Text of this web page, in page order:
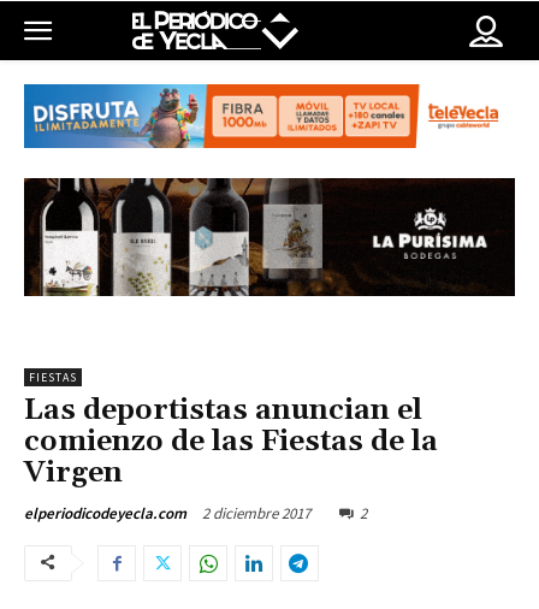
FIESTAS
Las deportistas anuncian el
comienzo de las Fiestas de la
Virgen
elperiodicodeyecla.com 2 diciembre 2017 2